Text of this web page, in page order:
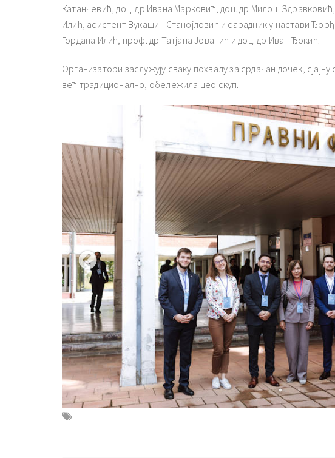
Катанчевић, доц. др Ивана Марковић, доц. др Милош
Илић, асистент Вукашин Станојловић и сарадник у настави
Гордана Илић, проф. др Татјана Јованић и доц. др Иван Ђокић.
Организатори заслужују сваку похвалу за срдачан дочек,
већ традиционално, обележила цео скуп.